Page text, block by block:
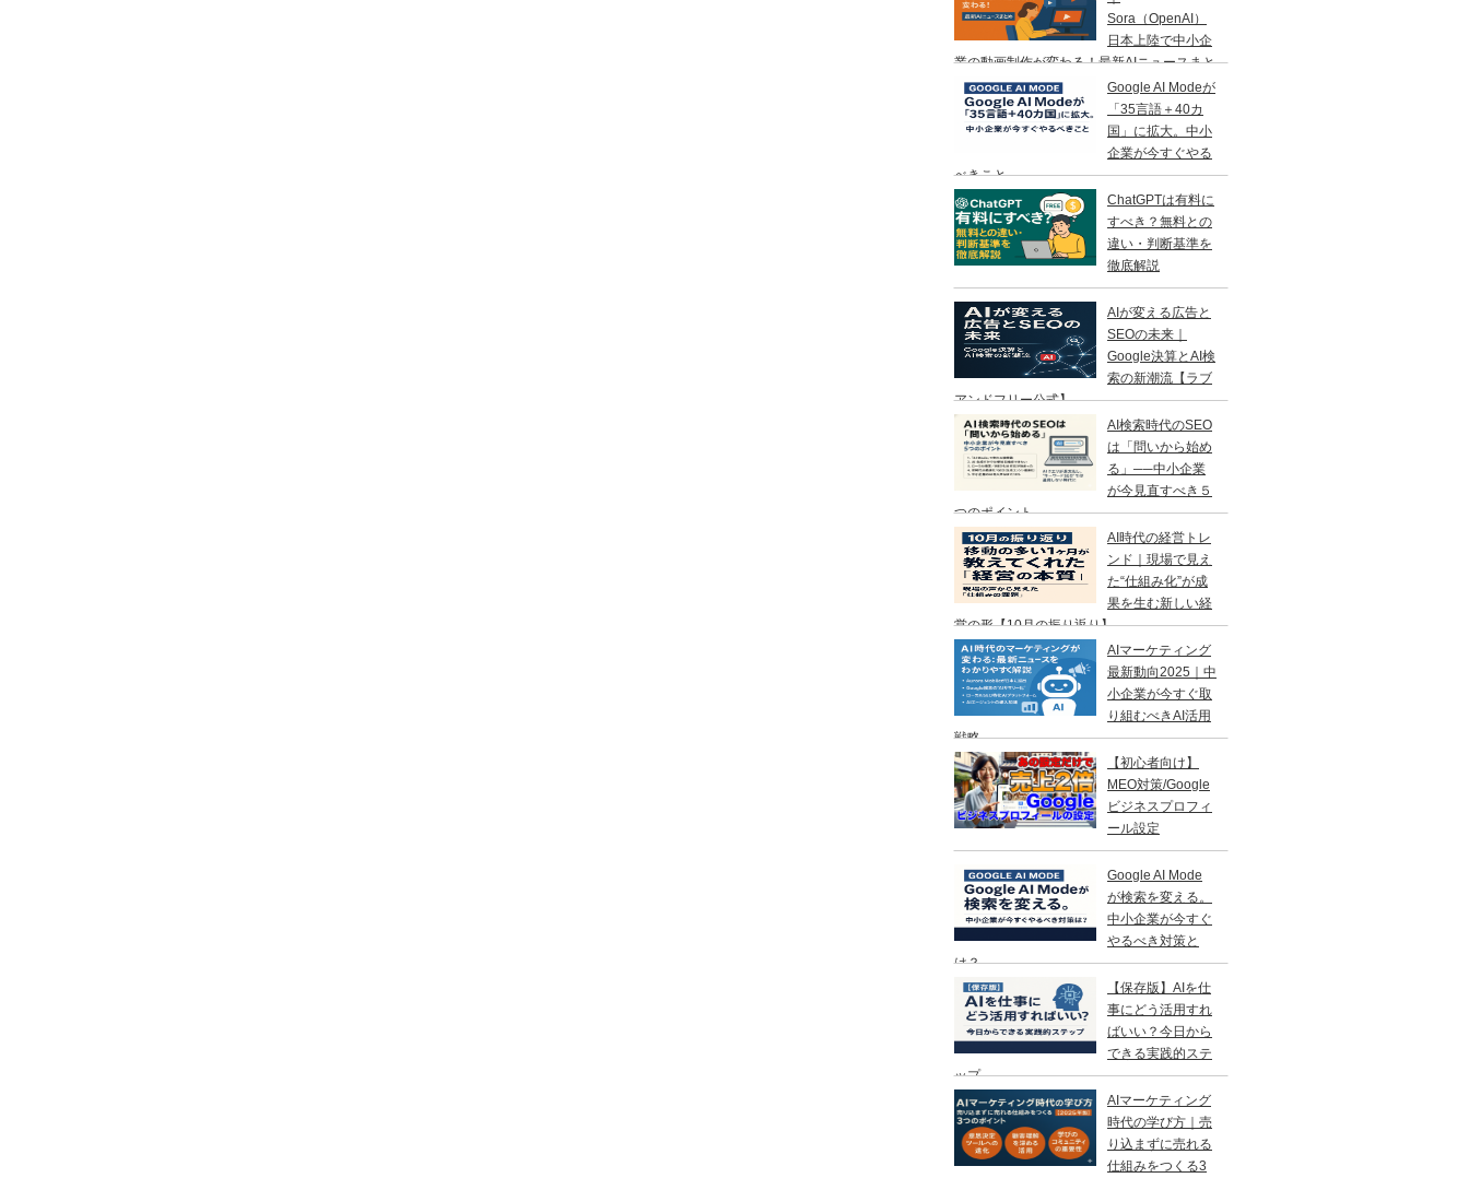
Sora（OpenAI）
日本上陸で中小企
業の動画制作が変わる！最新AIニュースまと
め
Google AI Modeが
「35言語＋40カ
国」に拡大。中小
企業が今すぐやる
べきこと
ChatGPTは有料に
すべき？無料との
違い・判断基準を
徹底解説
AIが変える広告と
SEOの未来｜
Google決算とAI検
索の新潮流【ラブ
アンドフリー公式】
AI検索時代のSEO
は「問いから始め
る」──中小企業
が今見直すべき５
つのポイント
AI時代の経営トレ
ンド｜現場で見え
た“仕組み化”が成
果を生む新しい経
営の形【10月の振り返り】
AIマーケティング
最新動向2025｜中
小企業が今すぐ取
り組むべきAI活用
戦略
【初心者向け】
MEO対策/Google
ビジネスプロフィ
ール設定
Google AI Mode
が検索を変える。
中小企業が今すぐ
やるべき対策と
は？
【保存版】AIを仕
事にどう活用すれ
ばいい？今日から
できる実践的ステ
ップ
AIマーケティング
時代の学び方｜売
り込まずに売れる
仕組みをつくる3